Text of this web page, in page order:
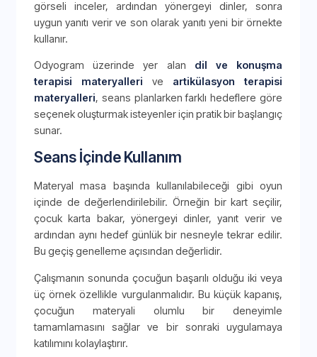
görseli inceler, ardından yönergeyi dinler, sonra
uygun yanıtı verir ve son olarak yanıtı yeni bir örnekte
kullanır.
Odyogram üzerinde yer alan dil ve konuşma
terapisi materyalleri ve artikülasyon terapisi
materyalleri, seans planlarken farklı hedeflere göre
seçenek oluşturmak isteyenler için pratik bir başlangıç
sunar.
Seans İçinde Kullanım
Materyal masa başında kullanılabileceği gibi oyun
içinde de değerlendirilebilir. Örneğin bir kart seçilir,
çocuk karta bakar, yönergeyi dinler, yanıt verir ve
ardından aynı hedef günlük bir nesneyle tekrar edilir.
Bu geçiş genelleme açısından değerlidir.
Çalışmanın sonunda çocuğun başarılı olduğu iki veya
üç örnek özellikle vurgulanmalıdır. Bu küçük kapanış,
çocuğun materyali olumlu bir deneyimle
tamamlamasını sağlar ve bir sonraki uygulamaya
katılımını kolaylaştırır.